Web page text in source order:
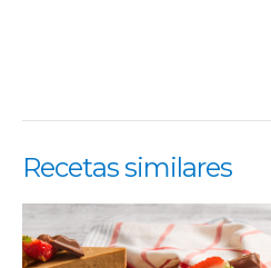
Recetas similares